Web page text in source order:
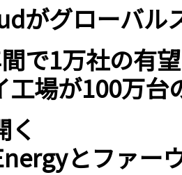
がグローバル
で1万社の有
工場が100万
く
とファー